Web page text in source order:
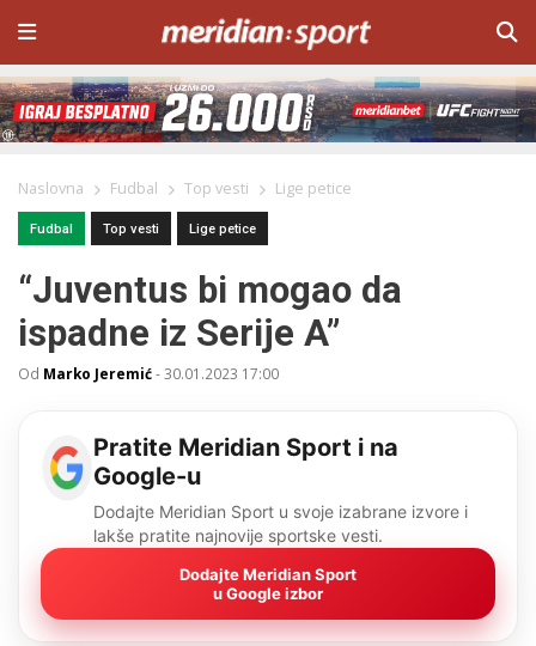
Naslovna Fudbal Top vesti Lige petice
Fudbal Top vesti Lige petice
“Juventus bi mogao da
ispadne iz Serije A”
Od Marko Jeremić-30.01.2023 17:00
Pratite Meridian Sport i na
Google-u
Dodajte Meridian Sport u svoje izabrane izvore i
lakše pratite najnovije sportske vesti.
Dodajte Meridian Sport
u Google izbor